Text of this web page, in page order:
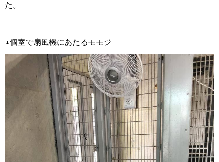
た。
↓個室で扇風機にあたるモモジ